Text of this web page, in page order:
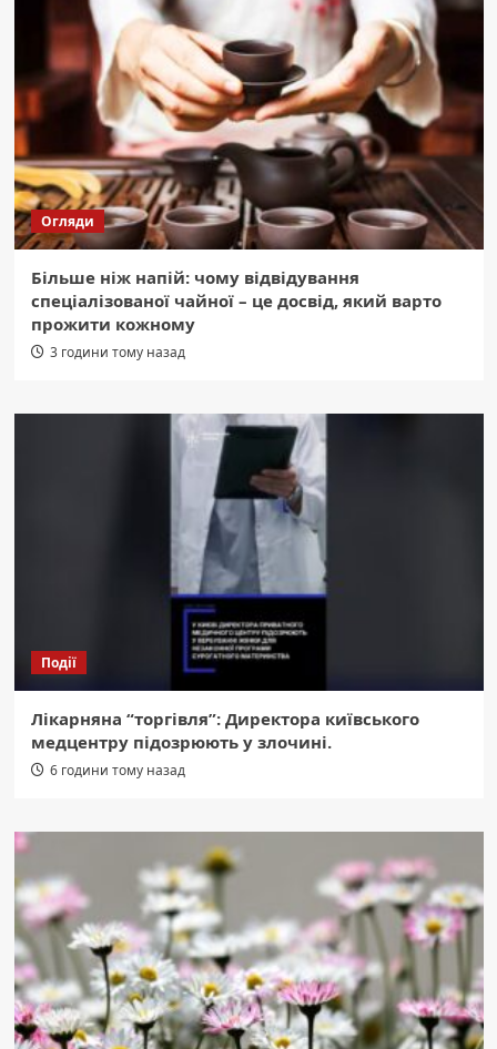
Огляди
Більше ніж напій: чому відвідування
спеціалізованої чайної – це досвід, який варто
прожити кожному
3 години тому назад
Події
Лікарняна “торгівля”: Директора київського
медцентру підозрюють у злочині.
6 години тому назад